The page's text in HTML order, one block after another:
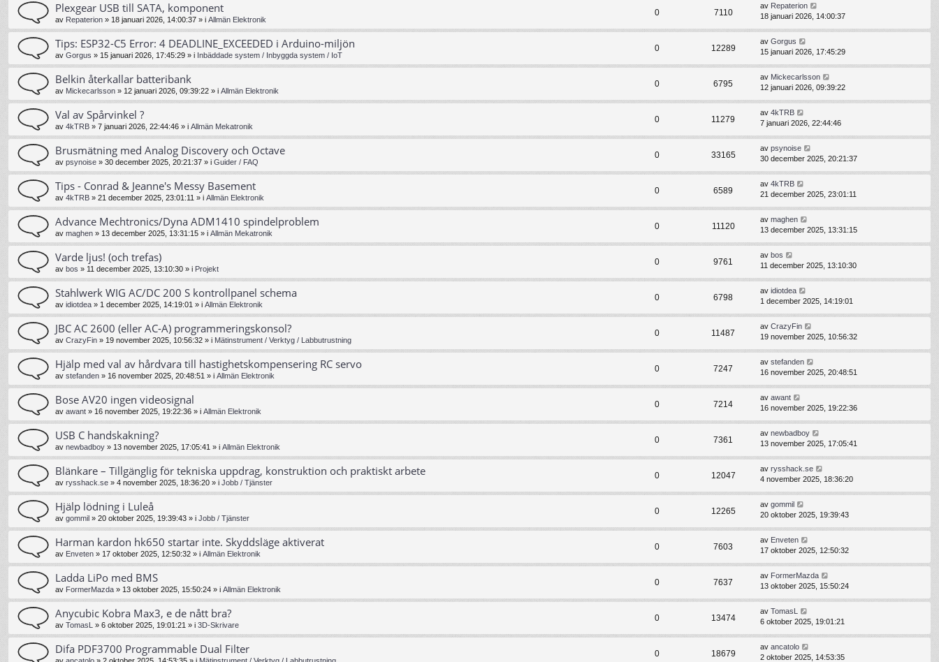
Plexgear USB till SATA, komponent
av Repaterion » 18 januari 2026, 14:00:37 » i Allmän Elektronik
0 7110
av Repaterion
18 januari 2026, 14:00:37
Tips: ESP32-C5 Error: 4 DEADLINE_EXCEEDED i Arduino-miljön
av Gorgus » 15 januari 2026, 17:45:29 » i Inbäddade system / Inbyggda system / IoT
0 12289
av Gorgus
15 januari 2026, 17:45:29
Belkin återkallar batteribank
av Mickecarlsson » 12 januari 2026, 09:39:22 » i Allmän Elektronik
0 6795
av Mickecarlsson
12 januari 2026, 09:39:22
Val av Spårvinkel ?
av 4kTRB » 7 januari 2026, 22:44:46 » i Allmän Mekatronik
0 11279
av 4kTRB
7 januari 2026, 22:44:46
Brusmätning med Analog Discovery och Octave
av psynoise » 30 december 2025, 20:21:37 » i Guider / FAQ
0 33165
av psynoise
30 december 2025, 20:21:37
Tips - Conrad & Jeanne's Messy Basement
av 4kTRB » 21 december 2025, 23:01:11 » i Allmän Elektronik
0 6589
av 4kTRB
21 december 2025, 23:01:11
Advance Mechtronics/Dyna ADM1410 spindelproblem
av maghen » 13 december 2025, 13:31:15 » i Allmän Mekatronik
0 11120
av maghen
13 december 2025, 13:31:15
Varde ljus! (och trefas)
av bos » 11 december 2025, 13:10:30 » i Projekt
0 9761
av bos
11 december 2025, 13:10:30
Stahlwerk WIG AC/DC 200 S kontrollpanel schema
av idiotdea » 1 december 2025, 14:19:01 » i Allmän Elektronik
0 6798
av idiotdea
1 december 2025, 14:19:01
JBC AC 2600 (eller AC-A) programmeringskonsol?
av CrazyFin » 19 november 2025, 10:56:32 » i Mätinstrument / Verktyg / Labbutrustning
0 11487
av CrazyFin
19 november 2025, 10:56:32
Hjälp med val av hårdvara till hastighetskompensering RC servo
av stefanden » 16 november 2025, 20:48:51 » i Allmän Elektronik
0 7247
av stefanden
16 november 2025, 20:48:51
Bose AV20 ingen videosignal
av awant » 16 november 2025, 19:22:36 » i Allmän Elektronik
0 7214
av awant
16 november 2025, 19:22:36
USB C handskakning?
av newbadboy » 13 november 2025, 17:05:41 » i Allmän Elektronik
0 7361
av newbadboy
13 november 2025, 17:05:41
Blänkare – Tillgänglig för tekniska uppdrag, konstruktion och praktiskt arbete
av rysshack.se » 4 november 2025, 18:36:20 » i Jobb / Tjänster
0 12047
av rysshack.se
4 november 2025, 18:36:20
Hjälp lödning i Luleå
av gommil » 20 oktober 2025, 19:39:43 » i Jobb / Tjänster
0 12265
av gommil
20 oktober 2025, 19:39:43
Harman kardon hk650 startar inte. Skyddsläge aktiverat
av Enveten » 17 oktober 2025, 12:50:32 » i Allmän Elektronik
0 7603
av Enveten
17 oktober 2025, 12:50:32
Ladda LiPo med BMS
av FormerMazda » 13 oktober 2025, 15:50:24 » i Allmän Elektronik
0 7637
av FormerMazda
13 oktober 2025, 15:50:24
Anycubic Kobra Max3, e de nått bra?
av TomasL » 6 oktober 2025, 19:01:21 » i 3D-Skrivare
0 13474
av TomasL
6 oktober 2025, 19:01:21
Difa PDF3700 Programmable Dual Filter 0 18679
av ancatolo
2 oktober 2025, 14:53:35